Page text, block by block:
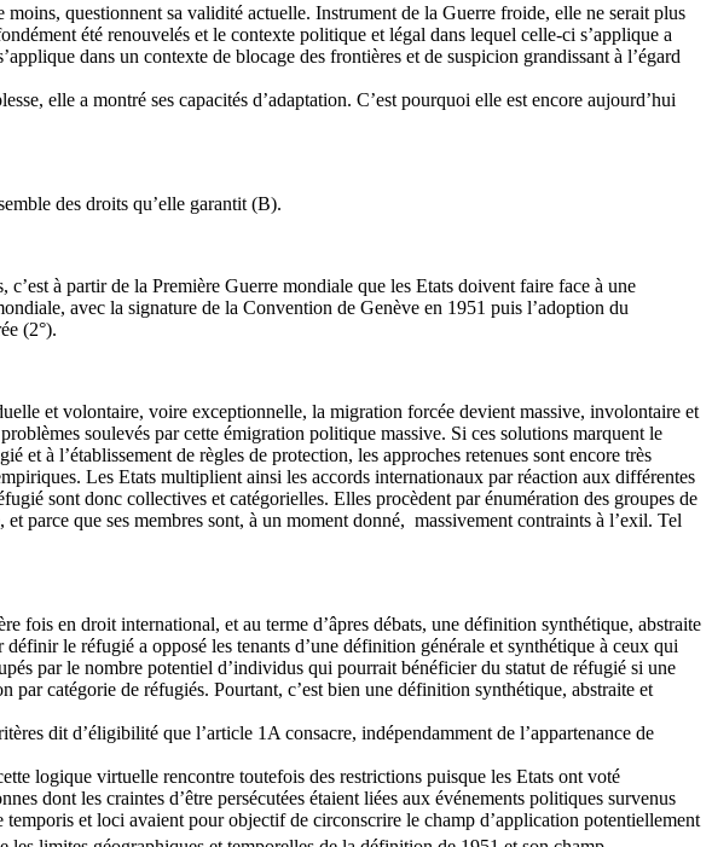
questionnent sa validité actuelle. Instrument de la Guerre froide, elle ne serait plus
été renouvelés et le contexte politique et légal dans lequel celle-ci s’applique a
dans un contexte de blocage des frontières et de suspicion grandissant à l’égard
elle a montré ses capacités d’adaptation. C’est pourquoi elle est encore aujourd’hui
des droits qu’elle garantit (B).
à partir de la Première Guerre mondiale que les Etats doivent faire face à une
avec la signature de la Convention de Genève en 1951 puis l’adoption du
(2°).
et volontaire, voire exceptionnelle, la migration forcée devient massive, involontaire et
soulevés par cette émigration politique massive. Si ces solutions marquent le
à l’établissement de règles de protection, les approches retenues sont encore très
Les Etats multiplient ainsi les accords internationaux par réaction aux différentes
sont donc collectives et catégorielles. Elles procèdent par énumération des groupes de
parce que ses membres sont, à un moment donné, massivement contraints à l’exil. Tel
fois en droit international, et au terme d’âpres débats, une définition synthétique, abstraite
le réfugié a opposé les tenants d’une définition générale et synthétique à ceux qui
par le nombre potentiel d’individus qui pourrait bénéficier du statut de réfugié si une
catégorie de réfugiés. Pourtant, c’est bien une définition synthétique, abstraite et
dit d’éligibilité que l’article 1A consacre, indépendamment de l’appartenance de
logique virtuelle rencontre toutefois des restrictions puisque les Etats ont voté
dont les craintes d’être persécutées étaient liées aux événements politiques survenus
et loci avaient pour objectif de circonscrire le champ d’application potentiellement